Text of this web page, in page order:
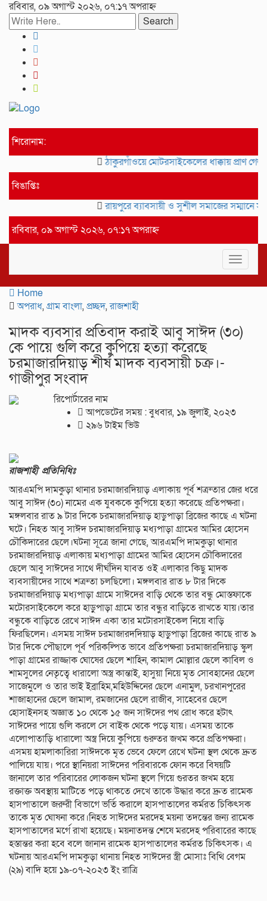
রবিবার, ০৯ অগাস্ট ২০২৬, ০৭:১৭ অপরাহ্ন
Search
শিরোনাম:
ঠাকুরগাঁওয়ে মোটরসাইকেলের ধাক্কায় প্রাণ
বিঙাপ্তিঃ
রায়পুরে ব্যাবসায়ী ও সুশীল সমাজের সম্মানে
রবিবার, ০৯ অগাস্ট ২০২৬, ০৭:১৭ অপরাহ্ন
Toggle
Home
অপরাধ,গ্রাম বাংলা,প্রচ্ছদ,রাজশাহী
মাদক ব্যবসার প্রতিবাদ করাই আবু সাঈদ (৩০)
কে পায়ে গুলি করে কুপিয়ে হত্যা করেছে
চরমাজারদিয়াড় শীর্ষ মাদক ব্যবসায়ী চক্র।-
গাজীপুর সংবাদ
রিপোর্টারের নাম
আপডেটের সময় : বুধবার, ১৯ জুলাই, ২০২৩
২৯৬ টাইম ভিউ
রাজশাহী প্রতিনিধিঃ
আরএমপি দামকুড়া থানার চরমাজারদিয়াড় এলাকায় পূর্ব শত্রুতার জের ধরে
আবু সাঈদ (৩০) নামের এক যুবককে কুপিয়ে হত্যা করেছে প্রতিপক্ষরা।
মঙ্গলবার রাত ৯ টার দিকে চরমাজারদিয়াড় হাড়ুপাড়া ব্রিজের কাছে এ ঘটনা
ঘটে। নিহত আবু সাঈদ চরমাজারদিয়াড় মধ্যপাড়া গ্রামের আমির হোসেন
চৌকিদারের ছেলে।ঘটনা সূত্রে জানা গেছে, আরএমপি দামকুড়া থানার
চরমাজারদিয়াড় এলাকায় মধ্যপাড়া গ্রামের আমির হোসেন চৌকিদারের
ছেলে আবু সাঈদের সাথে দীর্ঘদিন যাবত ওই এলাকার কিছু মাদক
ব্যবসায়ীদের সাথে শত্রুতা চলছিলো। মঙ্গলবার রাত ৮ টার দিকে
চরমাজারদিয়াড় মধ্যপাড়া গ্রামে সাঈদের বাড়ি থেকে তার বন্ধু মোস্তফাকে
মটোরসাইকেলে করে হাড়ুপাড়া গ্রামে তার বন্ধুর বাড়িতে রাখতে যায়।তার
বন্ধুকে বাড়িতে রেখে সাঈদ একা তার মটোরসাইকেল নিয়ে বাড়ি
ফিরছিলেন। এসময় সাঈদ চরমাজারদদিয়াড় হাড়ুপাড়া ব্রিজের কাছে রাত ৯
টার দিকে পৌছালে পূর্ব পরিকল্পিত ভাবে প্রতিপক্ষরা চরমাজারদিয়াড় স্কুল
পাড়া গ্রামের রাজ্জাক ঘোষের ছেলে শাহিন, কামাল মোল্লার ছেলে কাবিল ও
শামসুলের নেতৃত্বে ধারালো অস্ত্র কান্তাই, হাসুয়া নিয়ে মৃত সোবহানের ছেলে
সাজেমুলে ও তার ভাই ইব্রাহিম,মহিউদ্দিনের ছেলে এনামুল, চরখানপুরের
শাজাহানের ছেলে জামাল, রমজানের ছেলে রাজীব, সাহেবের ছেলে
হোসাইনসহ অজ্ঞাত ১০ থেকে ১৫ জন সাঈদের পথ রোধ করে হটাৎ
সাঈদের পায়ে গুলি করলে সে বাইক থেকে পড়ে যায়। এসময় তাকে
এলোপাতাড়ি ধারালো অস্ত্র দিয়ে কুপিয়ে গুরুতর জখম করে প্রতিপক্ষরা।
এসময় হামলাকারিরা সাঈদকে মৃত ভেবে ফেলে রেখে ঘটনা স্থল থেকে দ্রুত
পালিয়ে যায়। পরে স্থানিয়রা সাঈদের পরিবারকে ফোন করে বিষয়টি
জানালে তার পরিবারের লোকজন ঘটনা স্থলে গিয়ে গুরতর জখম হয়ে
রক্তাক্ত অবস্থায় মাটিতে পড়ে থাকতে দেখে তাকে উদ্ধার করে দ্রুত রামেক
হাসপাতালে জরুরী বিভাগে ভর্তি করালে হাসপাতালের কর্মরত চিকিৎসক
তাকে মৃত ঘোষনা করে।নিহত সাঈদের মরদেহ ময়না তদন্তের জন্য রামেক
হাসপাতালের মর্গে রাখা হয়েছে। ময়নাতদন্ত শেষে মরদেহ পরিবারের কাছে
হস্তান্তর করা হবে বলে জানান রামেক হাসপাতালের কর্মরত চিকিৎসক। এ
ঘটনায় আরএমপি দামকুড়া থানায় নিহত সাঈদের স্ত্রী মোসাঃ বিথি বেগম
(২৯) বাদি হয়ে ১৯-০৭-২০২৩ ইং রাত্রি